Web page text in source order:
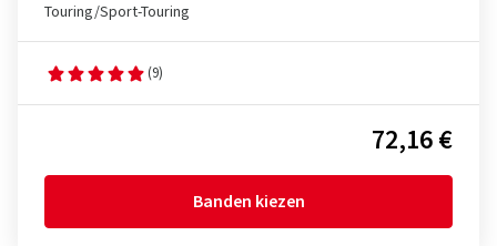
Touring/Sport-Touring
(9)
72,16 €
Banden kiezen